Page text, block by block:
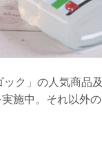
ク」の人気商品
施中。それ以外